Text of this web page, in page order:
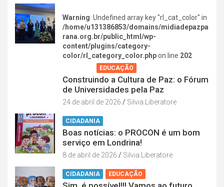
Warning: Undefined array key "rl_cat_color" in
/home/u131386853/domains/midiadepazpa
rana.org.br/public_html/wp-
content/plugins/category-
color/rl_category_color.phpon line 202
EDUCAÇÃO
Construindo a Cultura de Paz: o Fórum
de Universidades pela Paz
24 de abril de 2026 Silvia Liberatore
CIDADANIA
Boas notícias: o PROCON é um bom
serviço em Londrina!
8 de abril de 2026 Silvia Liberatore
CIDADANIA EDUCAÇÃO